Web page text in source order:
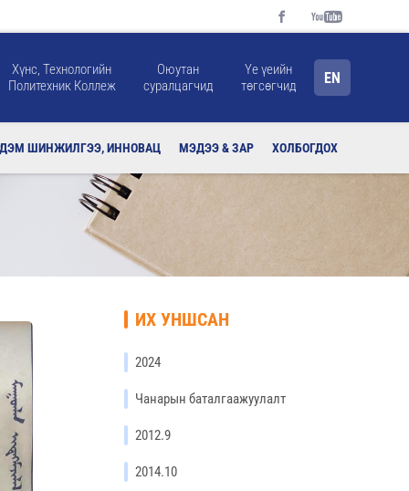
Хүнс, Технологийн
Политехник Коллеж
Оюутан
суралцагчид
Үе үеийн
төгсөгчид
EN
ШИНЖИЛГЭЭ, ИННОВАЦ МЭДЭЭ & ЗАР ХОЛБОГДОХ
ИХ УНШСАН
2024
Чанарын баталгаажуулалт
2012.9
2014.10